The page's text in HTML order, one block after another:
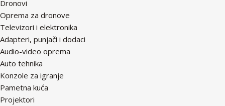
Dronovi
Oprema za dronove
Televizori i elektronika
Adapteri, punjači i dodaci
Audio-video oprema
Auto tehnika
Konzole za igranje
Pametna kuća
Projektori